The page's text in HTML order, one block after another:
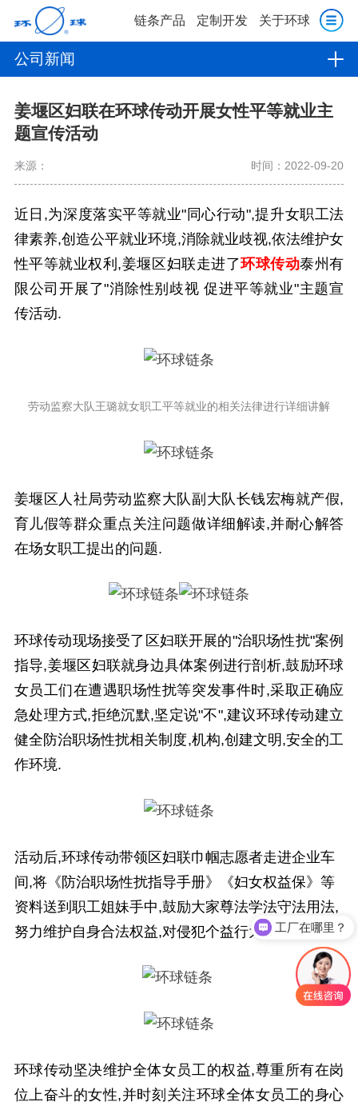
链条产品 定制开发 关于环球
公司新闻
姜堰区妇联在环球传动开展女性平等就业主
题宣传活动
来源： 时间：2022-09-20
近日,为深度落实平等就业"同心行动",提升女职工法
律素养,创造公平就业环境,消除就业歧视,依法维护女
性平等就业权利,姜堰区妇联走进了环球传动泰州有
限公司开展了"消除性别歧视 促进平等就业"主题宣
传活动.
劳动监察大队王璐就女职工平等就业的相关法律进行详细讲解
姜堰区人社局劳动监察大队副大队长钱宏梅就产假,
育儿假等群众重点关注问题做详细解读,并耐心解答
在场女职工提出的问题.
环球传动现场接受了区妇联开展的"治职场性扰"案例
指导,姜堰区妇联就身边具体案例进行剖析,鼓励环球
女员工们在遭遇职场性扰等突发事件时,采取正确应
急处理方式,拒绝沉默,坚定说"不",建议环球传动建立
健全防治职场性扰相关制度,机构,创建文明,安全的工
作环境.
活动后,环球传动带领区妇联巾帼志愿者走进企业车
间,将《防治职场性扰指导手册》《妇女权益保》等
资料送到职工姐妹手中,鼓励大家尊法学法守法用法,
努力维护自身合法权益,对侵犯个益行为勇敢说不.
环球传动坚决维护全体女员工的权益,尊重所有在岗
位上奋斗的女性,并时刻关注环球全体女员工的身心
工厂在哪里？